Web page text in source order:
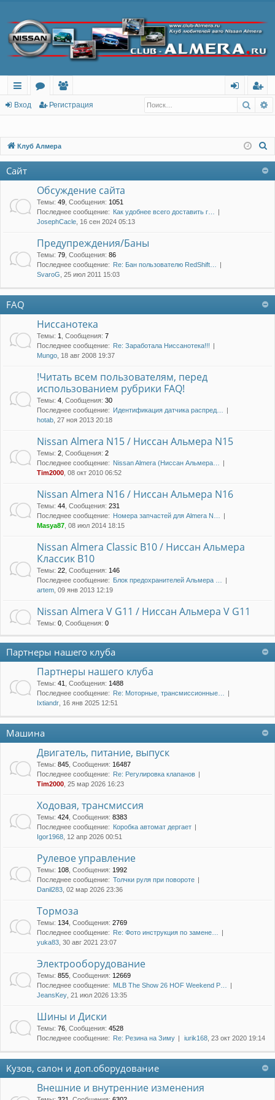
с
лк
и
о
м
ы
ол
ов
ат
ел
и
ег
тр
ац
ия
Вход Регистрация
Клуб Алмера
Сайт
Обсуждение сайта
Темы: 49 Сообщения: 1051
Последнее сообщение: Как удобнее всего доставить г…
JosephCacle , 16 сен 2024 05:13
Предупреждения/Баны
Темы: 79 Сообщения: 86
Последнее сообщение: Re: Бан пользователю RedShift…
SvaroG , 25 июл 2011 15:03
FAQ
Ниссанотека
Темы: 1 Сообщения: 7
Последнее сообщение: Re: Заработала Ниссанотека!!!
Mungo , 18 авг 2008 19:37
!Читать всем пользователям, перед
использованием рубрики FAQ!
Темы: 4 Сообщения: 30
Последнее сообщение: Идентификация датчика распред…
hotab , 27 ноя 2013 20:18
Nissan Almera N15 / Ниссан Альмера N15
Темы: 2 Сообщения: 2
Последнее сообщение: Nissan Almera (Ниссан Альмера…
Tim2000 , 08 окт 2010 06:52
Nissan Almera N16 / Ниссан Альмера N16
Темы: 44 Сообщения: 231
Последнее сообщение: Номера запчастей для Almera N…
Masya87 , 08 июл 2014 18:15
Nissan Almera Classic B10 / Ниссан Альмера
Классик B10
Темы: 22 Сообщения: 146
Последнее сообщение: Блок предохранителей Альмера …
artem , 09 янв 2013 12:19
Nissan Almera V G11 / Ниссан Альмера V G11
Темы: 0 Сообщения: 0
Партнеры нашего клуба
Партнеры нашего клуба
Темы: 41 Сообщения: 1488
Последнее сообщение: Re: Моторные, трансмиссионные…
Ixtiandr , 16 янв 2025 12:51
Машина
Двигатель, питание, выпуск
Темы: 845 Сообщения: 16487
Последнее сообщение: Re: Регулировка клапанов
Tim2000 , 25 мар 2026 16:23
Ходовая, трансмиссия
Темы: 424 Сообщения: 8383
Последнее сообщение: Коробка автомат дергает
Igor1968 , 12 апр 2026 00:51
Рулевое управление
Темы: 108 Сообщения: 1992
Последнее сообщение: Толчки руля при повороте
Danil283 , 02 мар 2026 23:36
Тормоза
Темы: 134 Сообщения: 2769
Последнее сообщение: Re: Фото инструкция по замене…
yuka83 , 30 авг 2021 23:07
Электрооборудование
Темы: 855 Сообщения: 12669
Последнее сообщение: MLB The Show 26 HOF Weekend P…
JeansKey , 21 июл 2026 13:35
Шины и Диски
Темы: 76 Сообщения: 4528
Последнее сообщение: Re: Резина на Зиму iurik168 , 23 окт 2020 19:14
Кузов, салон и доп.оборудование
Внешние и внутренние изменения